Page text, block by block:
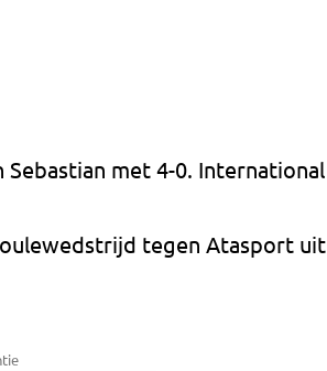
Sebastian met 4-0. International
tegen Atasport uit